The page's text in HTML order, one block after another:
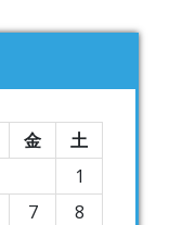
金
土
1
7
8